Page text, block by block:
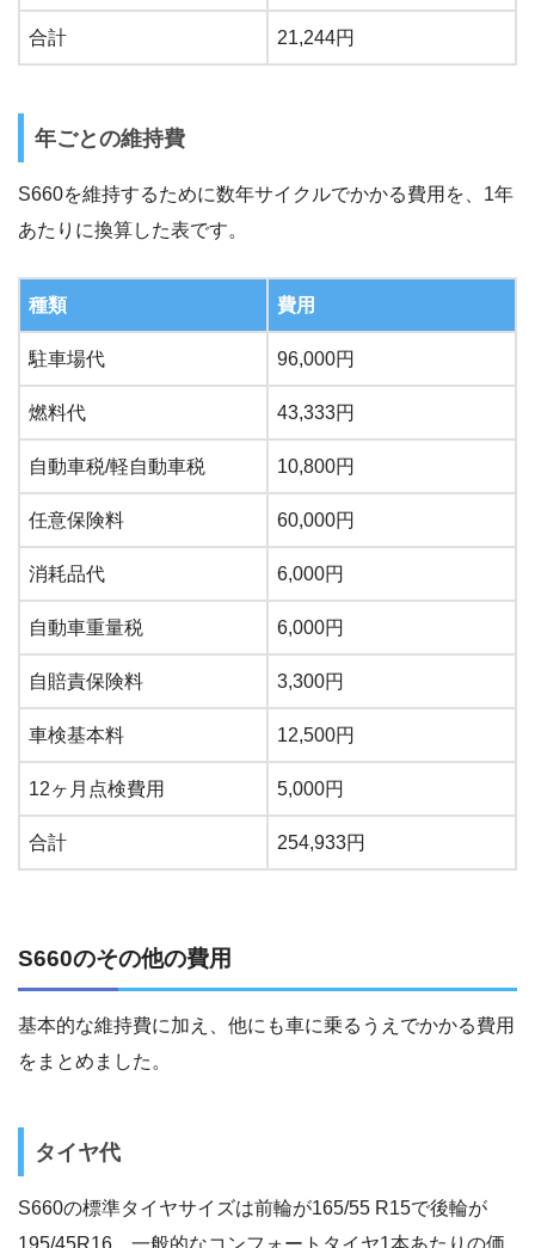
合計 21,244円
年ごとの維持費
S660を維持するために数年サイクルでかかる費用を、1年
あたりに換算した表です。
種類 費用
駐車場代 96,000円
燃料代 43,333円
自動車税/軽自動車税 10,800円
任意保険料 60,000円
消耗品代 6,000円
自動車重量税 6,000円
自賠責保険料 3,300円
車検基本料 12,500円
12ヶ月点検費用 5,000円
合計 254,933円
S660のその他の費用
基本的な維持費に加え、他にも車に乗るうえでかかる費用
をまとめました。
タイヤ代
S660の標準タイヤサイズは前輪が165/55 R15で後輪が